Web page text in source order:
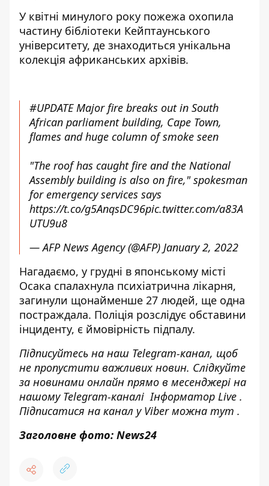
У квітні минулого року пожежа охопила
частину бібліотеки Кейптаунського
університету, де знаходиться унікальна
колекція африканських архівів.
#UPDATEMajor fire breaks out in South
African parliament building, Cape Town,
flames and huge column of smoke seen
"The roof has caught fire and the National
Assembly building is also on fire," spokesman
for emergency services says
https://t.co/g5AnqsDC96pic.twitter.com/a83A
UTU9u8
— AFP News Agency (@AFP) January 2, 2022
Нагадаємо, у грудні в японському місті
Осака спалахнула психіатрична лікарня,
загинули щонайменше 27 людей, ще одна
постраждала. Поліція розслідує обставини
інциденту, є ймовірність підпалу.
Підписуйтесь на наш Telegram-канал, щоб
не пропустити важливих новин. Слідкуйте
за новинами онлайн прямо в месенджері на
нашому Telegram-каналі Інформатор Live .
Підписатися на канал у Viber можна тут .
Заголовне фото: News24